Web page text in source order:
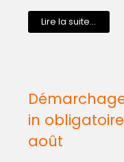
Lire la suite...
in
août